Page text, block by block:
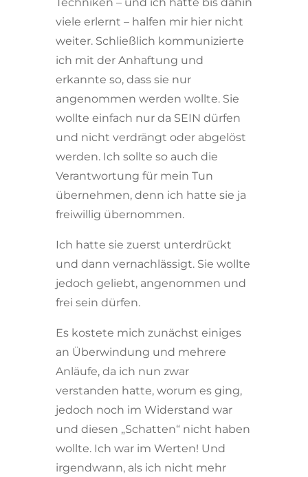
viele erlernt – halfen mir hier nicht
weiter. Schließlich kommunizierte
ich mit der Anhaftung und
erkannte so, dass sie nur
angenommen werden wollte. Sie
wollte einfach nur da SEIN dürfen
und nicht verdrängt oder abgelöst
werden. Ich sollte so auch die
Verantwortung für mein Tun
übernehmen, denn ich hatte sie ja
freiwillig übernommen.
Ich hatte sie zuerst unterdrückt
und dann vernachlässigt. Sie wollte
jedoch geliebt, angenommen und
frei sein dürfen.
Es kostete mich zunächst einiges
an Überwindung und mehrere
Anläufe, da ich nun zwar
verstanden hatte, worum es ging,
jedoch noch im Widerstand war
und diesen „Schatten“ nicht haben
wollte. Ich war im Werten! Und
irgendwann, als ich nicht mehr